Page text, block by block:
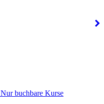
Nur buchbare Kurse